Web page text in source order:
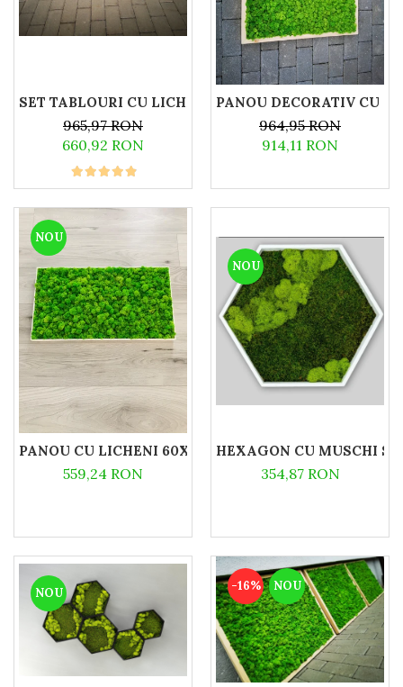
SET TABLOURI CU LICHENI NATURALI 30X30
965,97 RON
660,92 RON
PANOU DECORATIV CU
964,95 RON
914,11 RON
NOU
PANOU CU LICHENI 60X40
559,24 RON
NOU
HEXAGON CU MUSCHI SI
354,87 RON
NOU -16% NOU